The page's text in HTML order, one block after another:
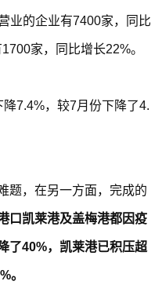
业的企业有7400家，同比
家，同比增长22%。
7.4%，较7月份下降了4.
题，在另一方面，完成的
口凯莱港及盖梅港都因疫
了40%，凯莱港已积压超
。